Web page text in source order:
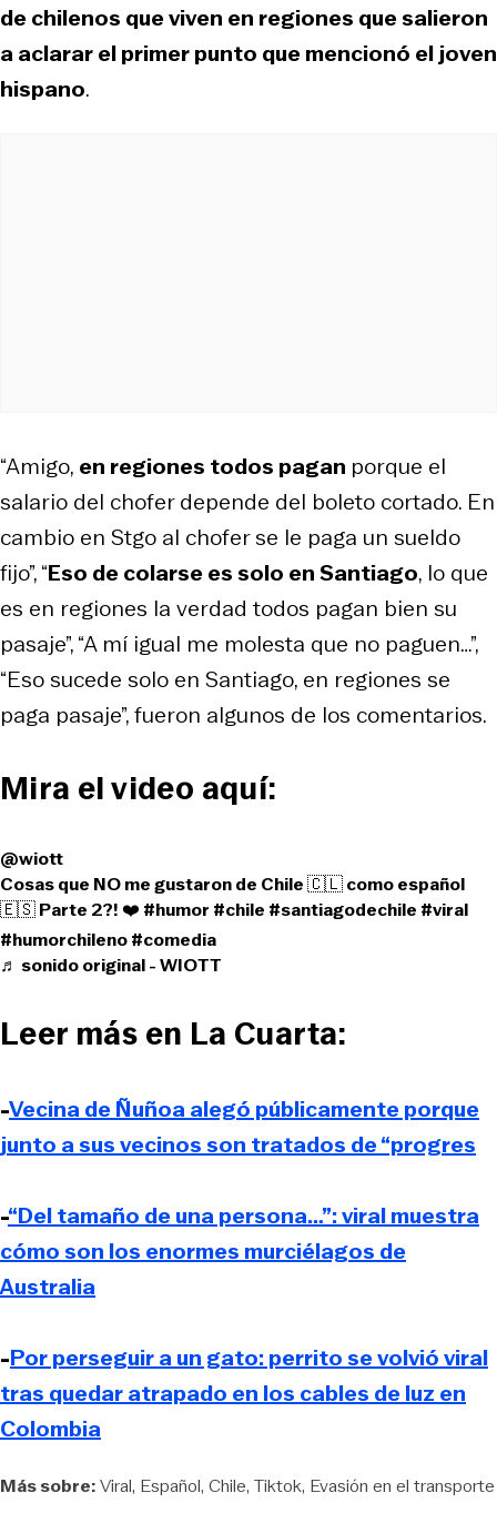
de chilenos que viven en regiones que salieron
a aclarar el primer punto que mencionó el joven
hispano.
“Amigo, en regiones todos pagan porque el
salario del chofer depende del boleto cortado. En
cambio en Stgo al chofer se le paga un sueldo
fijo”, “Eso de colarse es solo en Santiago, lo que
es en regiones la verdad todos pagan bien su
pasaje”, “A mí igual me molesta que no paguen…”,
“Eso sucede solo en Santiago, en regiones se
paga pasaje”, fueron algunos de los comentarios.
Mira el video aquí:
@wiott
Cosas que NO me gustaron de Chile 🇨🇱 como español
🇪🇸 Parte 2?! ❤️ #humor #chile #santiagodechile #viral
#humorchileno#comedia
♬ sonido original - WIOTT
Leer más en La Cuarta:
-Vecina de Ñuñoa alegó públicamente porque
junto a sus vecinos son tratados de “progres
-“Del tamaño de una persona…”: viral muestra
cómo son los enormes murciélagos de
Australia
-Por perseguir a un gato: perrito se volvió viral
tras quedar atrapado en los cables de luz en
Colombia
Más sobre:Viral Español Chile Tiktok Evasión en el transporte